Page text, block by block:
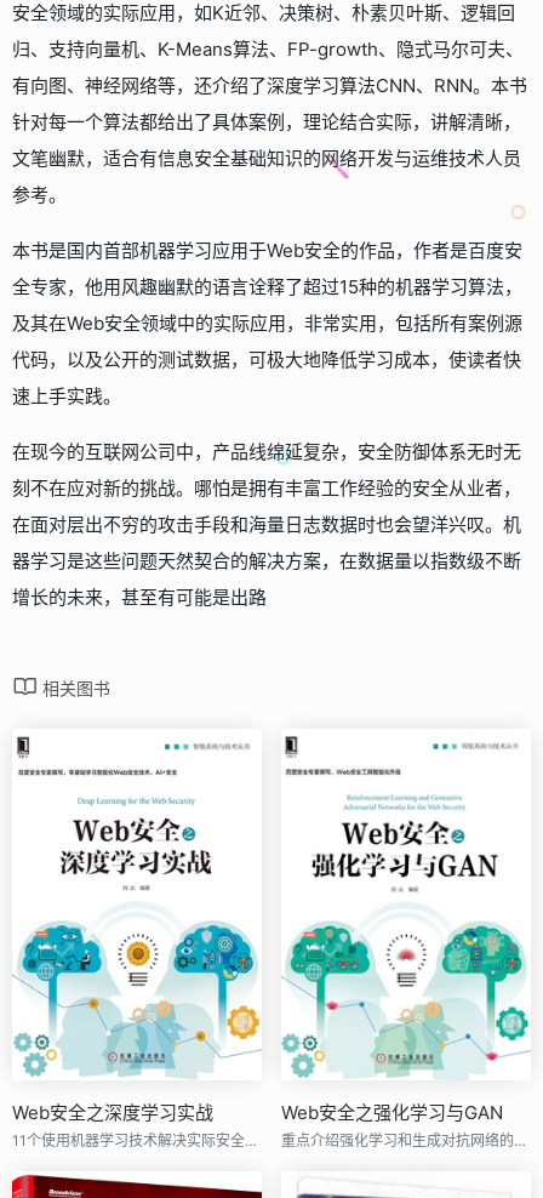
安全领域的实际应用，如K近邻、决策树、朴素贝叶斯、逻辑回
归、支持向量机、K-Means算法、FP-growth、隐式马尔可夫、
有向图、神经网络等，还介绍了深度学习算法CNN、RNN。本书
针对每一个算法都给出了具体案例，理论结合实际，讲解清晰，
文笔幽默，适合有信息安全基础知识的网络开发与运维技术人员
参考。
本书是国内首部机器学习应用于Web安全的作品，作者是百度安
全专家，他用风趣幽默的语言诠释了超过15种的机器学习算法，
及其在Web安全领域中的实际应用，非常实用，包括所有案例源
代码，以及公开的测试数据，可极大地降低学习成本，使读者快
速上手实践。
在现今的互联网公司中，产品线绵延复杂，安全防御体系无时无
刻不在应对新的挑战。哪怕是拥有丰富工作经验的安全从业者，
在面对层出不穷的攻击手段和海量日志数据时也会望洋兴叹。机
器学习是这些问题天然契合的解决方案，在数据量以指数级不断
增长的未来，甚至有可能是出路
相关图书
Web安全之深度学习实战
11个使用机器学习技术解决实际安全问题的案例
Web安全之强化学习与GAN
重点介绍强化学习和生成对抗网络的基础知识和实际应用